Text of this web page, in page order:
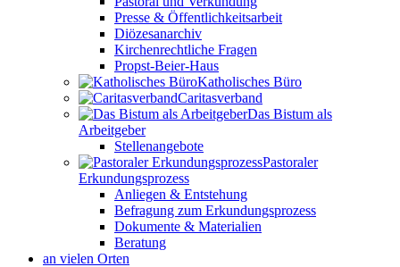
Presse & Öffentlichkeitsarbeit
Diözesanarchiv
Kirchenrechtliche Fragen
Propst-Beier-Haus
Katholisches Büro
Caritasverband
Das Bistum als
Arbeitgeber
Stellenangebote
Pastoraler
Erkundungsprozess
Anliegen & Entstehung
Befragung zum Erkundungsprozess
Dokumente & Materialien
Beratung
an vielen Orten